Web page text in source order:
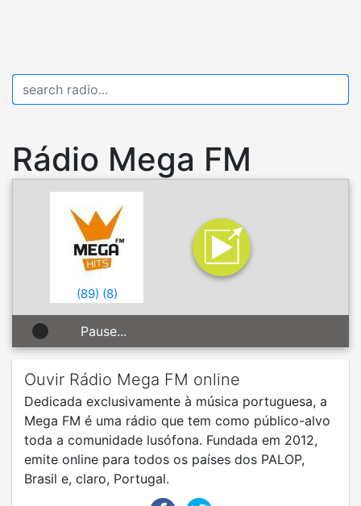
Rádio Mega FM
(89) (8)
Pause...
Ouvir Rádio Mega FM online
Dedicada exclusivamente à música portuguesa, a
Mega FM é uma rádio que tem como público-alvo
toda a comunidade lusófona. Fundada em 2012,
emite online para todos os países dos PALOP,
Brasil e, claro, Portugal.